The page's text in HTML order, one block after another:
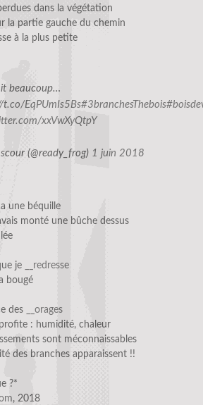
dans la végétation
la partie gauche du chemin
à la plus petite
beaucoup…
EqPUmIs5Bs#3branchesThebois
xxVwXyQtpY
(@ready_frog) 1 juin 2018
une béquille
monté une bûche dessus
je
__redresse
bougé
des
__orages
: humidité, chaleur
sont méconnaissables
des branches apparaissent !!
?*
, 2018